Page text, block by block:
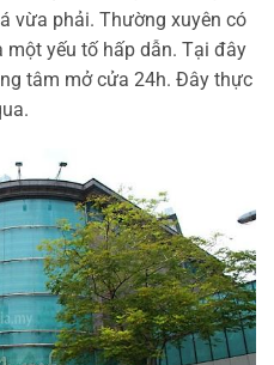
vừa phải. Thường xuyên có
một yếu tố hấp dẫn. Tại đây
tâm mở cửa 24h. Đây thực